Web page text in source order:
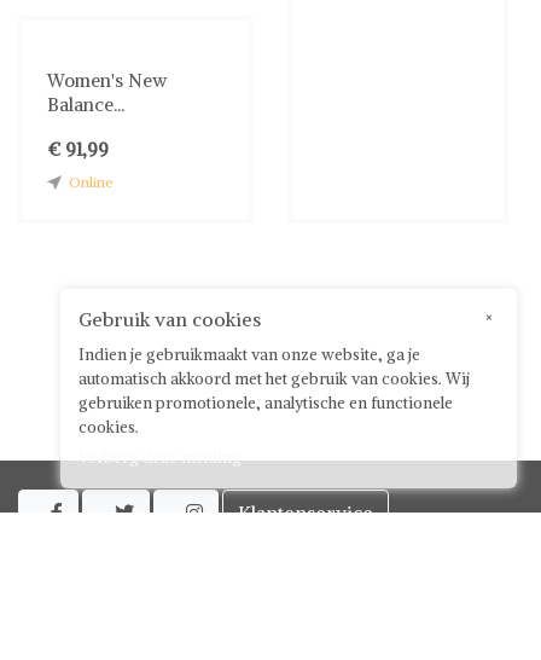
Women's New
Balance...
€ 91,99
Online
   Klantenservice
×
Gebruik van cookies
Indien je gebruikmaakt van onze website, ga je
automatisch akkoord met het gebruik van cookies. Wij
gebruiken promotionele, analytische en functionele
cookies.
Verberg deze melding